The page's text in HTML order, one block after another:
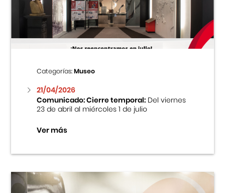
Centro Cultural Peruano Japonés
Museo de la Inmigración Japonesa
Fondo Editorial
Teatro Peruano Japonés
Categorías:Museo
21/04/2026
Comunicado: Cierre temporal:Del viernes
23 de abril al miércoles 1 de julio
Ver más